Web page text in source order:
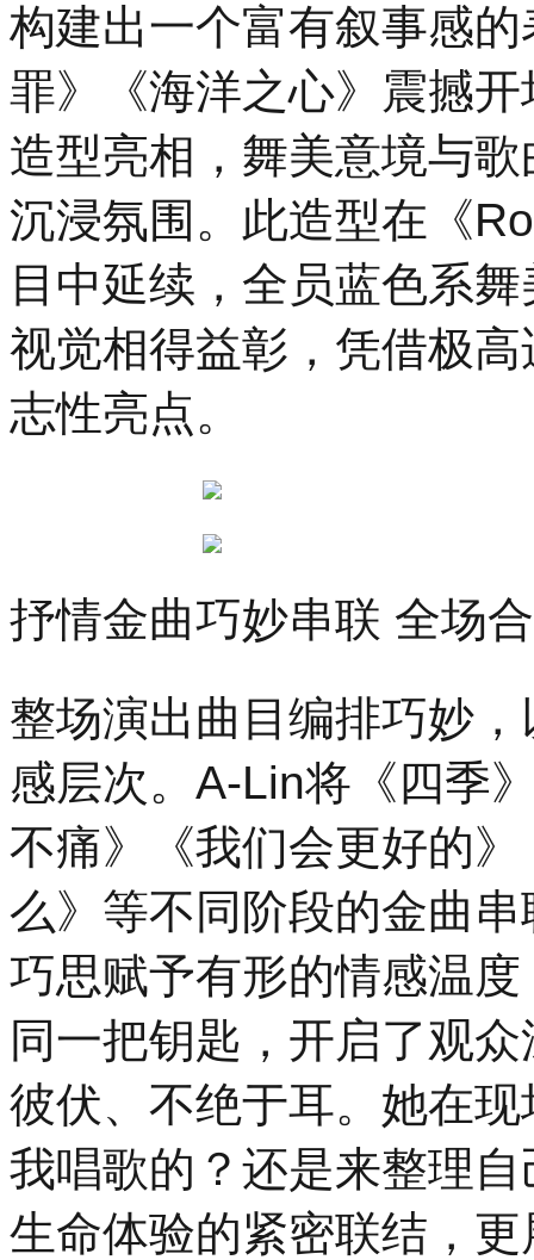
构建出一个富有叙事感
罪》《海洋之心》震撼
造型亮相，舞美意境与
沉浸氛围。此造型在《
目中延续，全员蓝色系
视觉相得益彰，凭借极
志性亮点。
抒情金曲巧妙串联 全场
整场演出曲目编排巧妙
感层次。A-Lin将《四季
不痛》《我们会更好的
么》等不同阶段的金曲
巧思赋予有形的情感温
同一把钥匙，开启了观
彼伏、不绝于耳。她在
我唱歌的？还是来整理
生命体验的紧密联结，